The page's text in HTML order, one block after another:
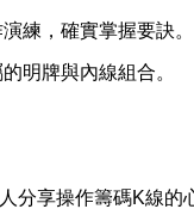
練，確實掌握要訣。
明牌與內線組合。
分享操作籌碼K線的